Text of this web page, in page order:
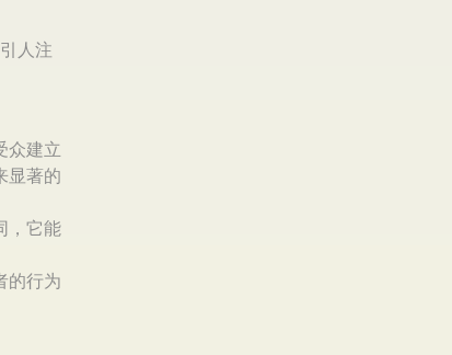
人注
众建立
显著的
，它能
的行为